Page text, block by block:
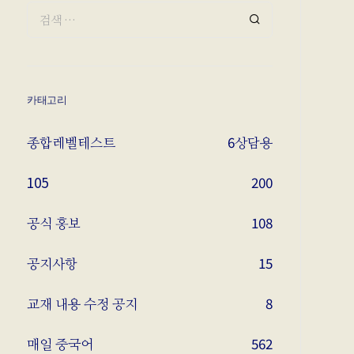
카태고리
상담용
종합레벨테스트 6
105 200
공식 홍보 108
공지사항 15
교재 내용 수정 공지 8
매일 중국어 562